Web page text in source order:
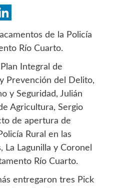
de la Policía
Río Cuarto.
Integral de
Prevención del Delito,
y Seguridad, Julián
Agricultura, Sergio
de apertura de
Rural en las
La Lagunilla y Coronel
Río Cuarto.
entregaron tres Pick